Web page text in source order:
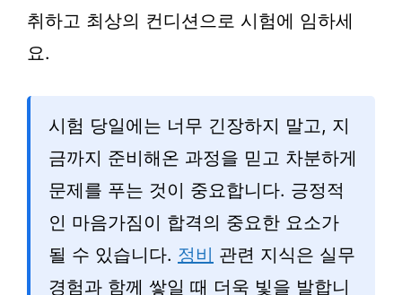
취하고 최상의 컨디션으로 시험에 임하세
요.
시험 당일에는 너무 긴장하지 말고, 지
금까지 준비해온 과정을 믿고 차분하게
문제를 푸는 것이 중요합니다. 긍정적
인 마음가짐이 합격의 중요한 요소가
될 수 있습니다. 정비 관련 지식은 실무
경험과 함께 쌓일 때 더욱 빛을 발합니